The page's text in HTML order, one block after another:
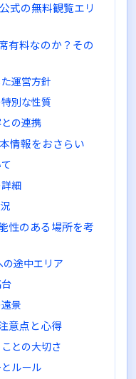
式の無料観覧エリ
有料なのか？その
運営方針
別な性質
の連携
情報をおさらい
細
性のある場所を考
途中エリア
景
意点と心得
との大切さ
ルール